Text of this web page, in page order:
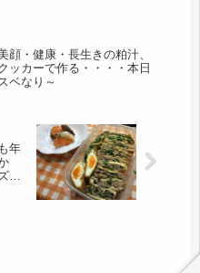
顔・健康・長生きの粕汁、
ッカーで作る・・・・本日
ベなり～
年
、